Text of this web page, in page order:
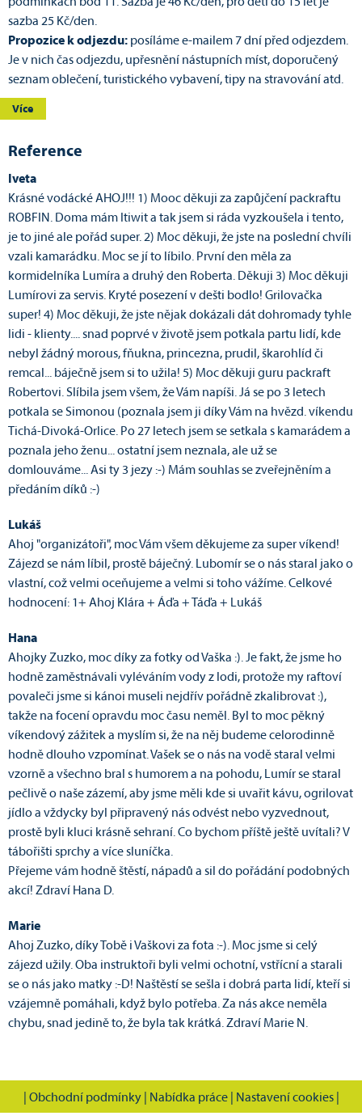
sazba 25 Kč/den.
Propozice k odjezdu: posíláme e-mailem 7 dní před odjezdem.
Je v nich čas odjezdu, upřesnění nástupních míst, doporučený
seznam oblečení, turistického vybavení, tipy na stravování atd.
Více
Reference
Iveta
Krásné vodácké AHOJ!!! 1) Mooc děkuji za zapůjčení packraftu
ROBFIN. Doma mám Itiwit a tak jsem si ráda vyzkoušela i tento,
je to jiné ale pořád super. 2) Moc děkuji, že jste na poslední chvíli
vzali kamarádku. Moc se jí to líbilo. První den měla za
kormidelníka Lumíra a druhý den Roberta. Děkuji 3) Moc děkuji
Lumírovi za servis. Kryté posezení v dešti bodlo! Grilovačka
super! 4) Moc děkuji, že jste nějak dokázali dát dohromady tyhle
lidi - klienty.... snad poprvé v životě jsem potkala partu lidí, kde
nebyl žádný morous, fňukna, princezna, prudil, škarohlíd či
remcal... báječně jsem si to užila! 5) Moc děkuji guru packraft
Robertovi. Slíbila jsem všem, že Vám napíši. Já se po 3 letech
potkala se Simonou (poznala jsem ji díky Vám na hvězd. víkendu
Tichá-Divoká-Orlice. Po 27 letech jsem se setkala s kamarádem a
poznala jeho ženu... ostatní jsem neznala, ale už se
domlouváme... Asi ty 3 jezy :-) Mám souhlas se zveřejněním a
předáním díků :-)
Lukáš
Ahoj "organizátoři", moc Vám všem děkujeme za super víkend!
Zájezd se nám líbil, prostě báječný. Lubomír se o nás staral jako o
vlastní, což velmi oceňujeme a velmi si toho vážíme. Celkové
hodnocení: 1+ Ahoj Klára + Áďa + Táďa + Lukáš
Hana
Ahojky Zuzko, moc díky za fotky od Vaška :). Je fakt, že jsme ho
hodně zaměstnávali vyléváním vody z lodi, protože my raftoví
povaleči jsme si kánoi museli nejdřív pořádně zkalibrovat :),
takže na focení opravdu moc času neměl. Byl to moc pěkný
víkendový zážitek a myslím si, že na něj budeme celorodinně
hodně dlouho vzpomínat. Vašek se o nás na vodě staral velmi
vzorně a všechno bral s humorem a na pohodu, Lumír se staral
pečlivě o naše zázemí, aby jsme měli kde si uvařit kávu, ogrilovat
jídlo a vždycky byl připravený nás odvést nebo vyzvednout,
prostě byli kluci krásně sehraní. Co bychom příště ještě uvítali? V
tábořišti sprchy a více sluníčka.
Přejeme vám hodně štěstí, nápadů a sil do pořádání podobných
akcí! Zdraví Hana D.
Marie
Ahoj Zuzko, díky Tobě i Vaškovi za fota :-). Moc jsme si celý
zájezd užily. Oba instruktoři byli velmi ochotní, vstřícní a starali
se o nás jako matky :-D! Naštěstí se sešla i dobrá parta lidí, kteří si
vzájemně pomáhali, když bylo potřeba. Za nás akce neměla
chybu, snad jedině to, že byla tak krátká. Zdraví Marie N.
Obchodní podmínky| Nabídka práce| Nastavení cookies|